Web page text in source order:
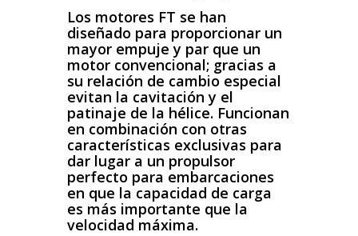
Los motores FT se han
diseñado para proporcionar un
mayor empuje y par que un
motor convencional; gracias a
su relación de cambio especial
evitan la cavitación y el
patinaje de la hélice. Funcionan
en combinación con otras
características exclusivas para
dar lugar a un propulsor
perfecto para embarcaciones
en que la capacidad de carga
es más importante que la
velocidad máxima.